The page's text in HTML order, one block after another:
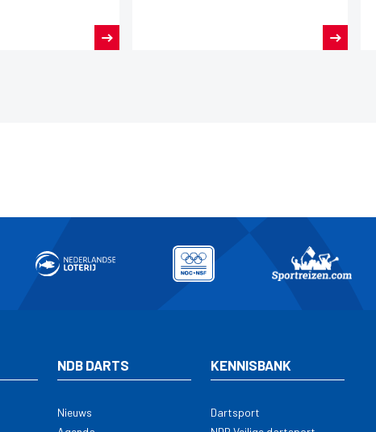
NDB DARTS
Nieuws
KENNISBANK
Dartsport